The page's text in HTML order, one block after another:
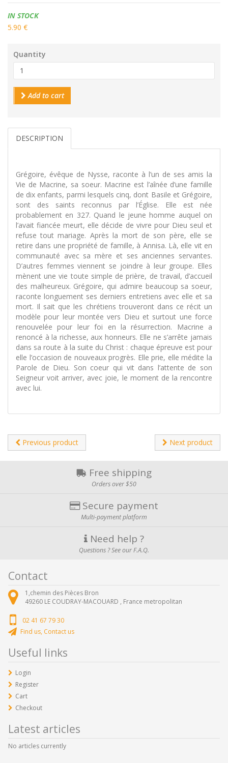
Availability:
IN STOCK
5.90 €
Quantity
Add to cart
DESCRIPTION
Grégoire, évêque de Nysse, raconte à l’un de ses amis la
Vie de Macrine, sa soeur. Macrine est l’aînée d’une famille
de dix enfants, parmi lesquels cinq, dont Basile et Grégoire,
sont des saints reconnus par l’Église. Elle est née
probablement en 327. Quand le jeune homme auquel on
l’avait fiancée meurt, elle décide de vivre pour Dieu seul et
refuse tout mariage. Après la mort de son père, elle se
retire dans une propriété de famille, à Annisa. Là, elle vit en
communauté avec sa mère et ses anciennes servantes.
D’autres femmes viennent se joindre à leur groupe. Elles
mènent une vie toute simple de prière, de travail, d’accueil
des malheureux. Grégoire, qui admire beaucoup sa soeur,
raconte longuement ses derniers entretiens avec elle et sa
mort. Il sait que les chrétiens trouveront dans ce récit un
modèle pour leur montée vers Dieu et surtout une force
renouvelée pour leur foi en la résurrection. Macrine a
renoncé à la richesse, aux honneurs. Elle ne s’arrête jamais
dans sa route à la suite du Christ : chaque épreuve est pour
elle l’occasion de nouveaux progrès. Elle prie, elle médite la
Parole de Dieu. Son coeur qui vit dans l’attente de son
Seigneur voit arriver, avec joie, le moment de la rencontre
avec lui.
Previous product Next product
Free shipping
Orders over $50
Secure payment
Multi-payment platform
Need help ?
Questions ? See our F.A.Q.
Contact
1,chemin des Pièces Bron
49260 LE COUDRAY-MACOUARD , France metropolitan
02 41 67 79 30
Find us, Contact us
Useful links
Login
Register
Cart
Checkout
Latest articles
No articles currently